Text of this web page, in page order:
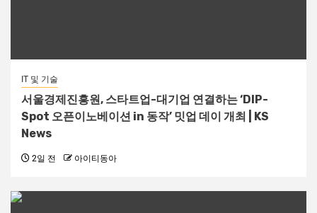
IT 및 기술
서울경제진흥원, 스타트업-대기업 연결하는 ‘DIP-
Spot 오픈이노베이션 in 동작’ 밋업 데이 개최 | KS
News
2일 전 아이티동아